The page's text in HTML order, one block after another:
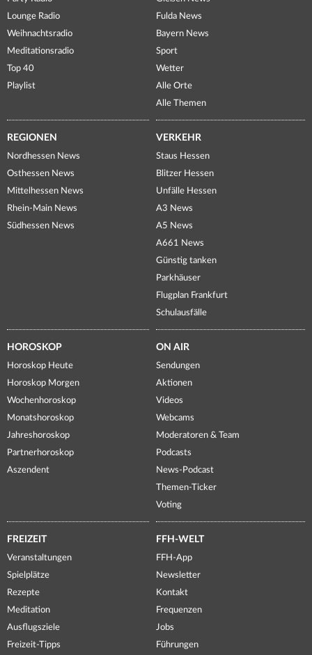
Lounge Radio
Weihnachtsradio
Meditationsradio
Top 40
Playlist
Fulda News
Bayern News
Sport
Wetter
Alle Orte
Alle Themen
REGIONEN
Nordhessen News
Osthessen News
Mittelhessen News
Rhein-Main News
Südhessen News
VERKEHR
Staus Hessen
Blitzer Hessen
Unfälle Hessen
A3 News
A5 News
A661 News
Günstig tanken
Parkhäuser
Flugplan Frankfurt
Schulausfälle
HOROSKOP
Horoskop Heute
Horoskop Morgen
Wochenhoroskop
Monatshoroskop
Jahreshoroskop
Partnerhoroskop
Aszendent
ON AIR
Sendungen
Aktionen
Videos
Webcams
Moderatoren & Team
Podcasts
News-Podcast
Themen-Ticker
Voting
FREIZEIT
Veranstaltungen
Spielplätze
Rezepte
Meditation
Ausflugsziele
Freizeit-Tipps
FFH-WELT
FFH-App
Newsletter
Kontakt
Frequenzen
Jobs
Führungen